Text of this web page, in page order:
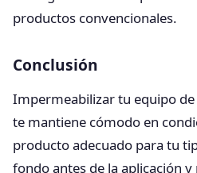
productos convencionales.
Conclusión
Impermeabilizar tu equipo
te mantiene cómodo en
producto adecuado para tu
fondo antes de la aplicación y